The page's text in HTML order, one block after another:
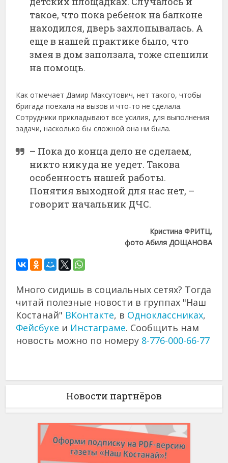
такое, что пока ребенок на балконе
находился, дверь захлопывалась. А
еще в нашей практике было, что
змея в дом заползала, тоже спешили
на помощь.
Как отмечает Дамир Максутович, нет такого, чтобы
бригада поехала на вызов и что-то не сделала.
Сотрудники прикладывают все усилия, для выполнения
задачи, насколько бы сложной она ни была.
– Пока до конца дело не сделаем,
никто никуда не уедет. Такова
особенность нашей работы.
Понятия выходной для нас нет, –
говорит начальник ДЧС.
Кристина ФРИТЦ,
фото Абиля ДОЩАНОВА
Много сидишь в социальных сетях? Тогда
читай полезные новости в группах "Наш
Костанай" ВКонтакте, в Одноклассниках,
Фейсбуке и Инстаграме. Сообщить нам
новость можно по номеру 8-776-000-66-77
Новости партнёров